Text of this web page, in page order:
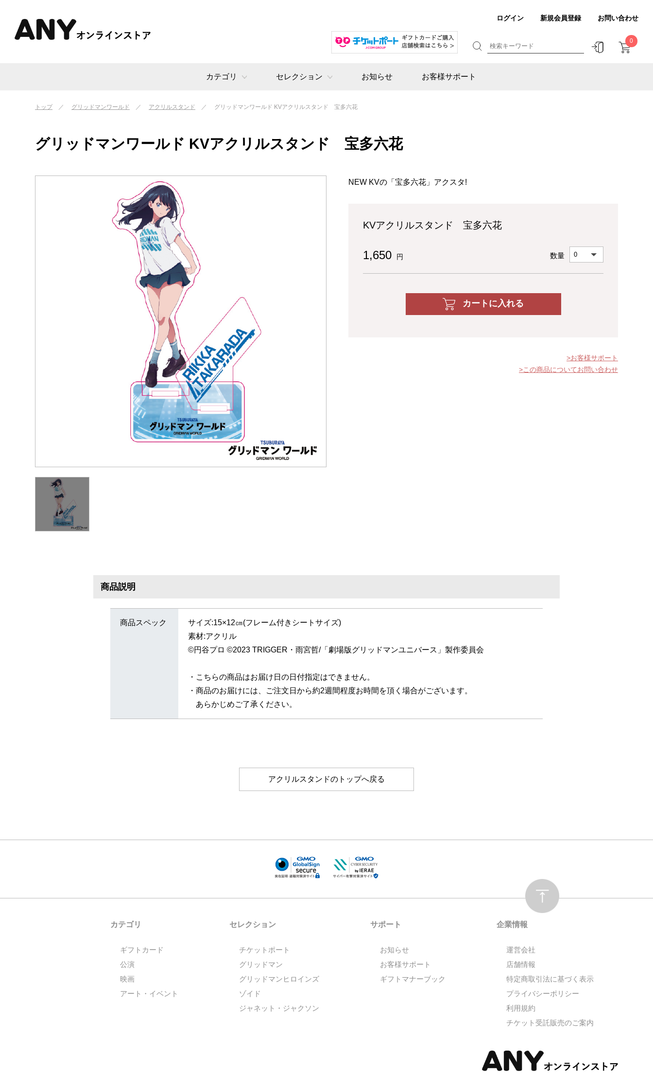
ログイン 新規会員登録 お問い合わせ
0
カテゴリ セレクション お知らせ お客様サポート
トップ グリッドマンワールド アクリルスタンド グリッドマンワールド KVアクリルスタンド 宝多六花
グリッドマンワールド KVアクリルスタンド 宝多六花
NEW KVの「宝多六花」アクスタ!
KVアクリルスタンド 宝多六花
1,650 円 数量
カートに入れる
お客様サポート
この商品についてお問い合わせ
商品説明
商品スペック
サイズ:15×12㎝(フレーム付きシートサイズ)
素材:アクリル
©円谷プロ ©2023 TRIGGER・雨宮哲/「劇場版グリッドマンユニバース」製作委員会
・こちらの商品はお届け日の日付指定はできません。
・商品のお届けには、ご注文日から約2週間程度お時間を頂く場合がございます。
あらかじめご了承ください。
アクリルスタンドのトップへ戻る
カテゴリ
ギフトカード
公演
映画
アート・イベント
セレクション
チケットポート
グリッドマン
グリッドマンヒロインズ
ゾイド
ジャネット・ジャクソン
サポート
お知らせ
お客様サポート
ギフトマナーブック
企業情報
運営会社
店舗情報
特定商取引法に基づく表示
プライバシーポリシー
利用規約
チケット受託販売のご案内